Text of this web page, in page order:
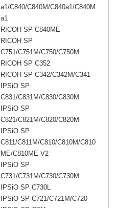
a1/C840/C840M/C840a1/C840M
a1
RICOH SP C840ME
RICOH SP
C751/C751M/C750/C750M
RICOH SP C352
RICOH SP C342/C342M/C341
IPSiO SP
C831/C831M/C830/C830M
IPSiO SP
C821/C821M/C820/C820M
IPSiO SP
C811/C811M/C810/C810M/C810
ME/C810ME V2
IPSiO SP
C731/C731M/C730/C730M
IPSiO SP C730L
IPSiO SP C721/C721M/C720